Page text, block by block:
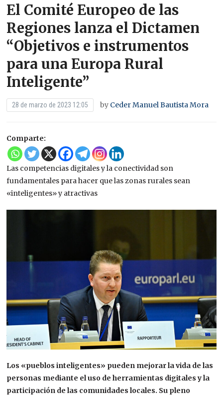
El Comité Europeo de las
Regiones lanza el Dictamen
“Objetivos e instrumentos
para una Europa Rural
Inteligente”
28 de marzo de 2023 12:05 by Ceder Manuel Bautista Mora
Comparte:
Las competencias digitales y la conectividad son
fundamentales para hacer que las zonas rurales sean
«inteligentes» y atractivas
Los «pueblos inteligentes» pueden mejorar la vida de las
personas mediante el uso de herramientas digitales y la
participación de las comunidades locales. Su pleno